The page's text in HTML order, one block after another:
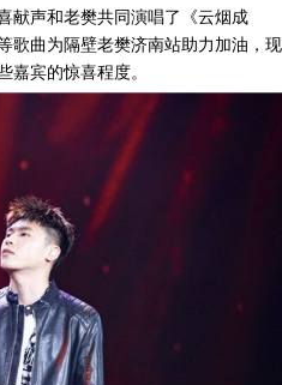
献声和老樊共同演唱了《云烟成
歌曲为隔壁老樊济南站助力加油，现
嘉宾的惊喜程度。